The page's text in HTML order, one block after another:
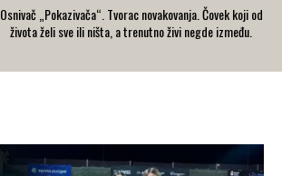
Osnivač „Pokazivača“. Tvorac novakovanja. Čovek koji od
života želi sve ili ništa, a trenutno živi negde između.